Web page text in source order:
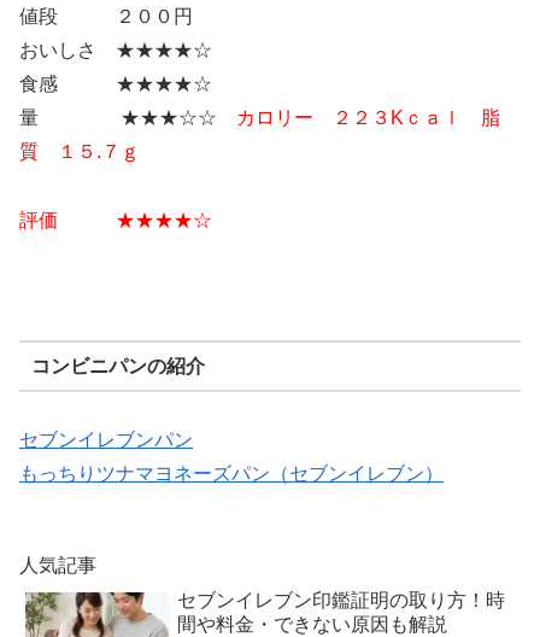
値段 ２００円
おいしさ ★★★★☆
食感 ★★★★☆
量 ★★★☆☆
カロリー ２２３Kｃａｌ 脂
質 １５.７ｇ
評価 ★★★★☆
コンビニパンの紹介
セブンイレブンパン
もっちりツナマヨネーズパン（セブンイレブン）
人気記事
セブンイレブン印鑑証明の取り方！時
間や料金・できない原因も解説